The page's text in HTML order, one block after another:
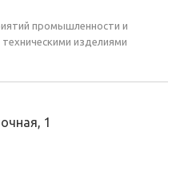
промышленности и
изделиями
1